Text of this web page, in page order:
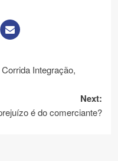
Integração,
Next:
é do comerciante?